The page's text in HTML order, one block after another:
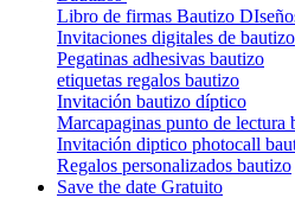
Libro de firmas Bautizo
Invitaciones digitales de bautizo
Pegatinas adhesivas bautizo
etiquetas regalos bautizo
Invitación bautizo díptico
Marcapaginas punto de lectura
Invitación diptico photocall
Regalos personalizados bautizo
Save the date Gratuito